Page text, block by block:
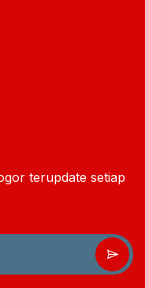
terupdate setiap